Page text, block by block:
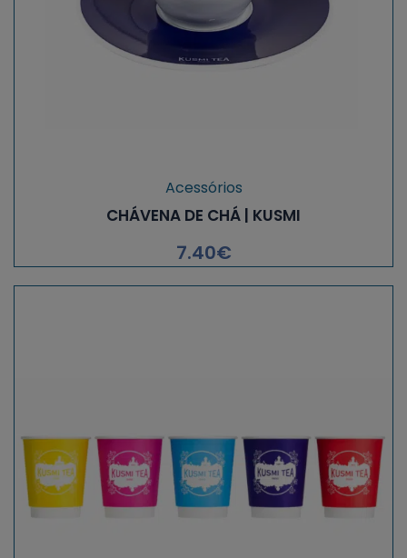
Acessórios
CHÁVENA DE CHÁ | KUSMI
7.40€